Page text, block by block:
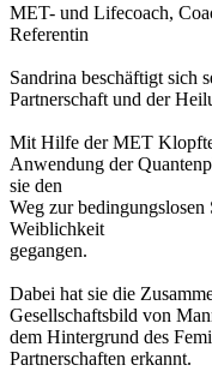
MET- und Lifecoach,
Referentin
Sandrina beschäftigt sich
Partnerschaft und der
Mit Hilfe der MET
Anwendung der
sie den
Weg zur bedingungslosen
Weiblichkeit
gegangen.
Dabei hat sie die
Gesellschaftsbild von
dem Hintergrund des
Partnerschaften erkannt.